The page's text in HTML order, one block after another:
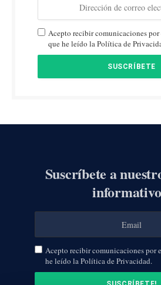
Acepto recibir comunicaciones
que he leído la Política de
Suscríbete a
informativo
Acepto recibir comunicaciones por
he leído la Política de Privacidad.